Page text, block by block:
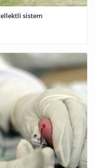
sistem